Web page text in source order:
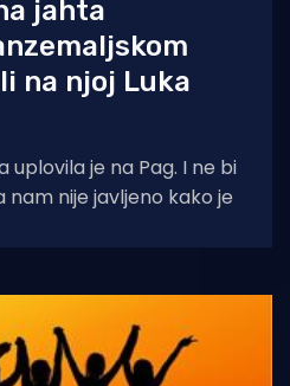
jahta
na njoj Luka
uplovila je na Pag. I ne bi
nam nije javljeno kako je